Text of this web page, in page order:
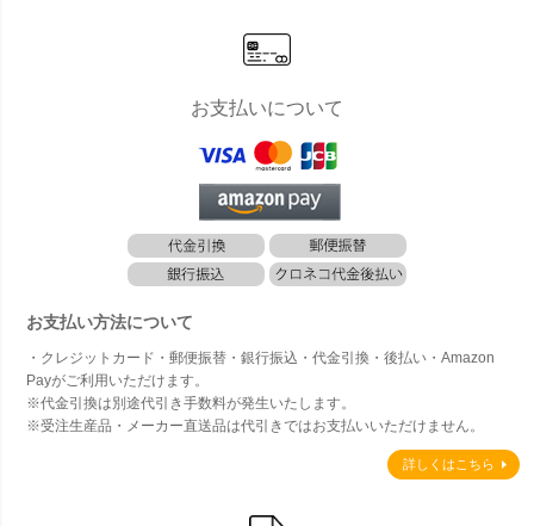
お支払いについて
お支払い方法について
・クレジットカード・郵便振替・銀行振込・代金引換・後払い・Amazon
Payがご利用いただけます。
※代金引換は別途代引き手数料が発生いたします。
※受注生産品・メーカー直送品は代引きではお支払いいただけません。
詳しくはこちら